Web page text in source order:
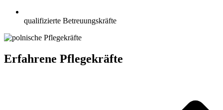
qualifizierte Betreuungskräfte
Erfahrene Pflegekräfte